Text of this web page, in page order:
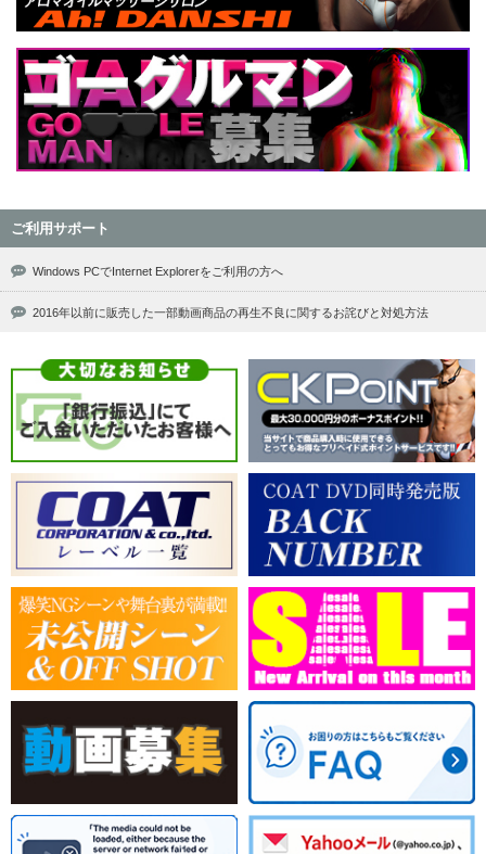
ご利用サポート
Windows PCでInternet Explorerをご利用の方へ
2016年以前に販売した一部動画商品の再生不良に関するお詫びと対処方法